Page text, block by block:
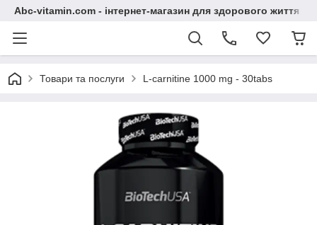
Abc-vitamin.com - інтернет-магазин для здорового життя
Товари та послуги L-carnitine 1000 mg - 30tabs